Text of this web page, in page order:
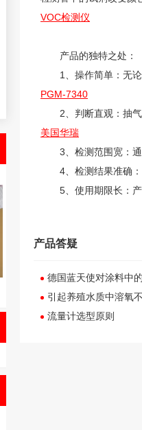
VOC检测仪
产品的独特之处：
1、操作简单：无论
PGM-7340
2、判断直观：抽气
美国华瑞
3、检测范围宽：通
4、检测结果准确：
5、使用期限长：产
产品答疑
德国蓝天使对涂料中
引起养殖水质中溶氧
流量计选型原则